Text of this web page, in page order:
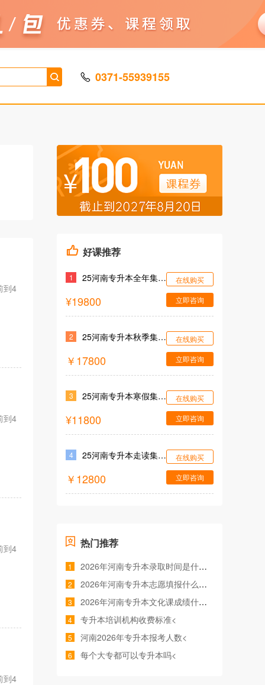
0371-55939155
到4
到4
到4
到4
好课推荐
1 25河南专升本全年集训营
¥19800
在线购买
立即咨询
2 25河南专升本秋季集训营
￥17800
在线购买
立即咨询
3 25河南专升本寒假集训营
¥11800
在线购买
立即咨询
4 25河南专升本走读集训营
￥12800
在线购买
立即咨询
热门推荐
1 2026年河南专升本录取时间是什么时候<
2 2026年河南专升本志愿填报什么时间<
3 2026年河南专升本文化课成绩什么时候公布<
4 专升本培训机构收费标准<
5 河南2026年专升本报考人数<
6 每个大专都可以专升本吗<